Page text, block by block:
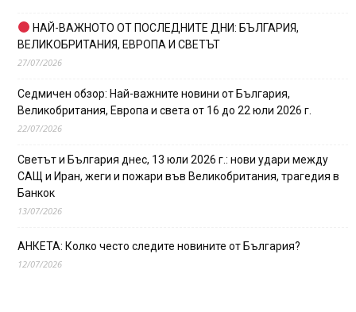
НАЙ-ВАЖНОТО ОТ ПОСЛЕДНИТЕ ДНИ: БЪЛГАРИЯ,
ВЕЛИКОБРИТАНИЯ, ЕВРОПА И СВЕТЪТ
27/07/2026
Седмичен обзор: Най-важните новини от България,
Великобритания, Европа и света от 16 до 22 юли 2026 г.
22/07/2026
Светът и България днес, 13 юли 2026 г.: нови удари между
САЩ и Иран, жеги и пожари във Великобритания, трагедия в
Банкок
13/07/2026
АНКЕТА: Колко често следите новините от България?
12/07/2026